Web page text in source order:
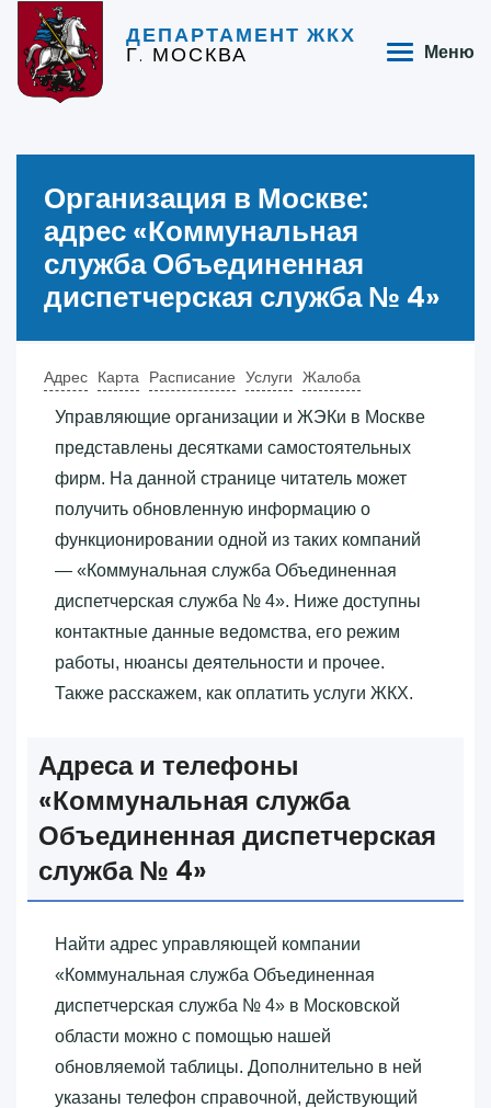
ДЕПАРТАМЕНТ ЖКХ
Г. МОСКВА Меню
Организация в Москве:
адрес «‎Коммунальная
служба Объединенная
диспетчерская служба № 4»‎
Адрес Карта Расписание Услуги Жалоба
Управляющие организации и ЖЭКи в Москве
представлены десятками самостоятельных
фирм. На данной странице читатель может
получить обновленную информацию о
функционировании одной из таких компаний
— «‎Коммунальная служба Объединенная
диспетчерская служба № 4»‎. Ниже доступны
контактные данные ведомства, его режим
работы, нюансы деятельности и прочее.
Также расскажем, как оплатить услуги ЖКХ.
Адреса и телефоны
«‎Коммунальная служба
Объединенная диспетчерская
служба № 4»‎
Найти адрес управляющей компании
«‎Коммунальная служба Объединенная
диспетчерская служба № 4»‎ в Московской
области можно с помощью нашей
обновляемой таблицы. Дополнительно в ней
указаны телефон справочной, действующий